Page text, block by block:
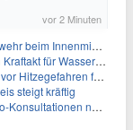
vor 2 Minuten
Innenministerium
für Wasserversorgung
für Obdachlose
steigt kräftig
nach Drohnenfund